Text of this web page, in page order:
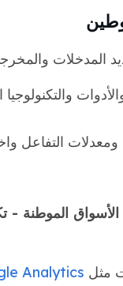
المدخلات
التفاعل
الموطنة -
مثل Analytics